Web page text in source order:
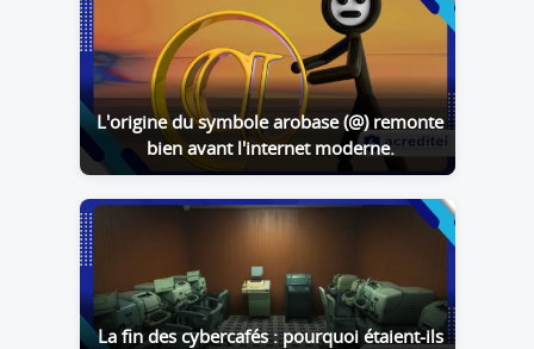
L'origine du symbole arobase (@) remonte
bien avant l'internet moderne.
La fin des cybercafés : pourquoi étaient-ils